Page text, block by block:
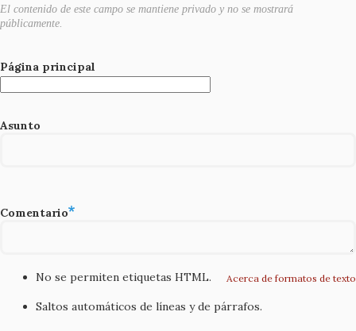
El contenido de este campo se mantiene privado y no se mostrará
públicamente.
Página principal
Asunto
Comentario
Acerca de formatos de texto
No se permiten etiquetas HTML.
Saltos automáticos de líneas y de párrafos.